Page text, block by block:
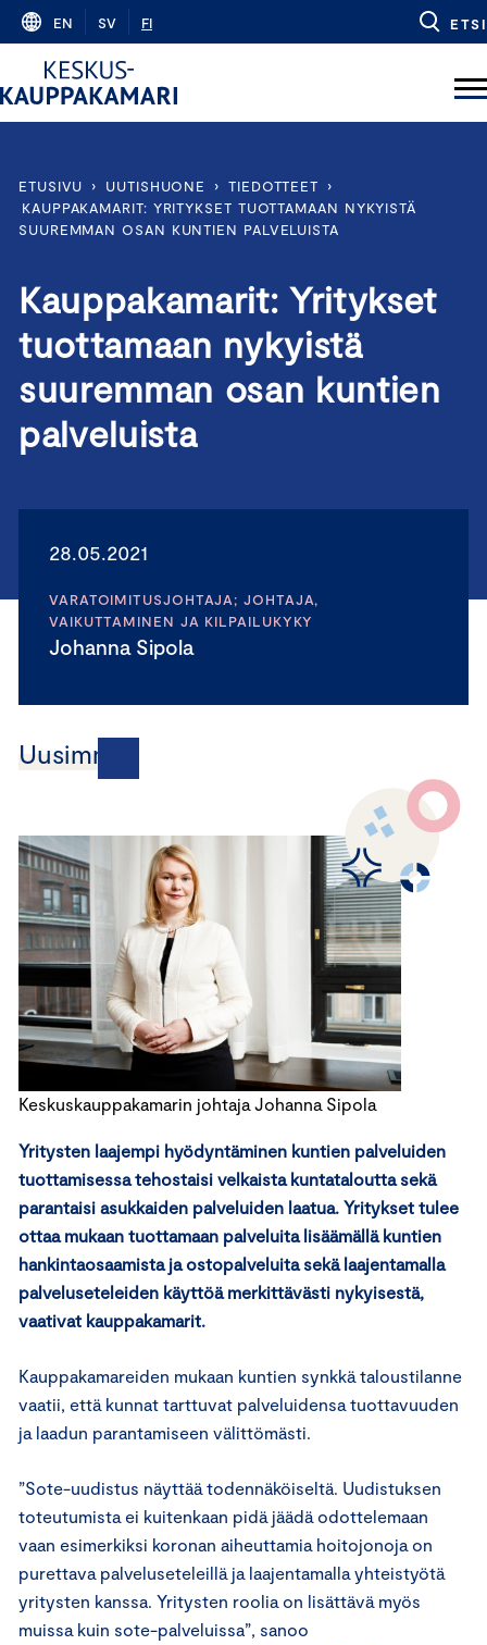
Skip
content
EN SV FI ETSI
ETUSIVU › UUTISHUONE › TIEDOTTEET
›
KAUPPAKAMARIT: YRITYKSET TUOTTAMAAN NYKYISTÄ
SUUREMMAN OSAN KUNTIEN PALVELUISTA
Kauppakamarit: Yritykset
tuottamaan nykyistä
suuremman osan kuntien
palveluista
28.05.2021
VARATOIMITUSJOHTAJA; JOHTAJA,
VAIKUTTAMINEN JA KILPAILUKYKY
Johanna Sipola
Uusimmat
Keskuskauppakamarin johtaja Johanna Sipola
Yritysten laajempi hyödyntäminen kuntien palveluiden
tuottamisessa tehostaisi velkaista kuntataloutta sekä
parantaisi asukkaiden palveluiden laatua. Yritykset tulee
ottaa mukaan tuottamaan palveluita lisäämällä kuntien
hankintaosaamista ja ostopalveluita sekä laajentamalla
palveluseteleiden käyttöä merkittävästi nykyisestä,
vaativat kauppakamarit.
Kauppakamareiden mukaan kuntien synkkä taloustilanne
vaatii, että kunnat tarttuvat palveluidensa tuottavuuden
ja laadun parantamiseen välittömästi.
”Sote-uudistus näyttää todennäköiseltä. Uudistuksen
toteutumista ei kuitenkaan pidä jäädä odottelemaan
vaan esimerkiksi koronan aiheuttamia hoitojonoja on
purettava palveluseteleillä ja laajentamalla yhteistyötä
yritysten kanssa. Yritysten roolia on lisättävä myös
muissa kuin sote-palveluissa”, sanoo